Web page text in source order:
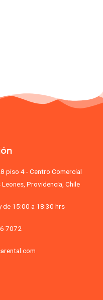
piso 4 - Centro Comercial
Providencia, Chile
de 15:00 a 18:30 hrs
7072